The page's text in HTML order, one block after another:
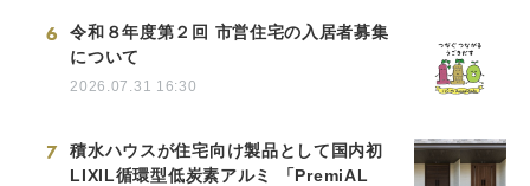
6
令和８年度第２回 市営住宅の入居者募集
について
2026.07.31 16:30
7
積水ハウスが住宅向け製品として国内初
LIXIL循環型低炭素アルミ 「PremiAL